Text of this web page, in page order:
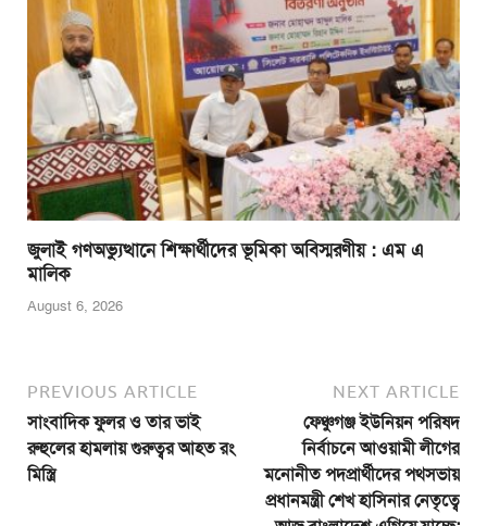
জুলাই গণঅভ্যুত্থানে শিক্ষার্থীদের ভূমিকা অবিস্মরণীয় : এম এ
মালিক
August 6, 2026
PREVIOUS ARTICLE
সাংবাদিক ফুলর ও তার ভাই
রুহুলের হামলায় গুরুত্বর আহত রং
মিস্ত্রি
NEXT ARTICLE
ফেঞ্চুগঞ্জ ইউনিয়ন পরিষদ
নির্বাচনে আওয়ামী লীগের
মনোনীত পদপ্রার্থীদের পথসভায়
প্রধানমন্ত্রী শেখ হাসিনার নেতৃত্বে